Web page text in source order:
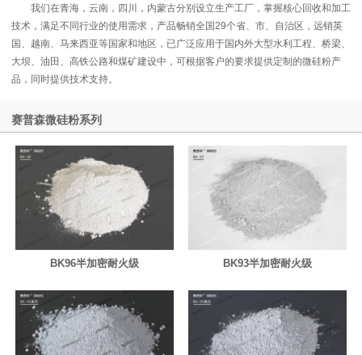
我们在青海，云南，四川，内蒙古分别设立生产工厂，掌握核心回收和加工
技术，满足不同行业的使用需求，产品畅销全国29个省、市、自治区，远销英
国、越南、马来西亚等国家和地区，已广泛应用于国内外大型水利工程、桥梁、
大坝、油田、高铁公路和煤矿建设中，可根据客户的要求提供定制的微硅粉产
品，同时提供技术支持。
赛普森微硅粉系列
BK96半加密耐火级 BK93半加密耐火级